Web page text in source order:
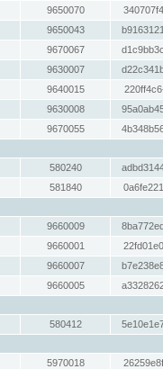
9650070
9650043
9670067
9630007
9640015
9630008
9670055
580240
581840
9660009
9660001
9660007
9660005
580412
5970018